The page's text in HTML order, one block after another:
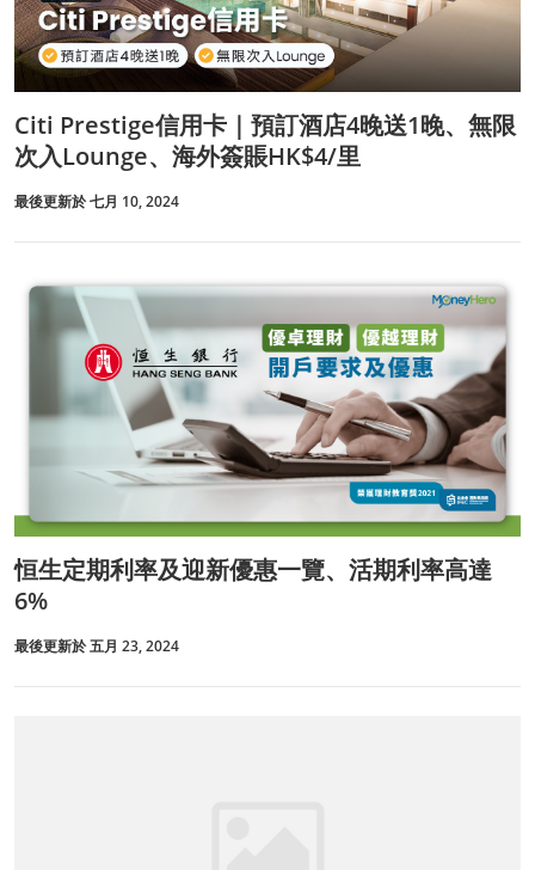
Citi Prestige信用卡｜預訂酒店4晚送1晚、無限
次入Lounge、海外簽賬HK$4/里
最後更新於 七月 10, 2024
恒生定期利率及迎新優惠一覽、活期利率高達
6%
最後更新於 五月 23, 2024